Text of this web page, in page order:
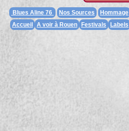
Blues Aline 76 Nos Sources Hommage
Accueil
A voir à Rouen Festivals Labels